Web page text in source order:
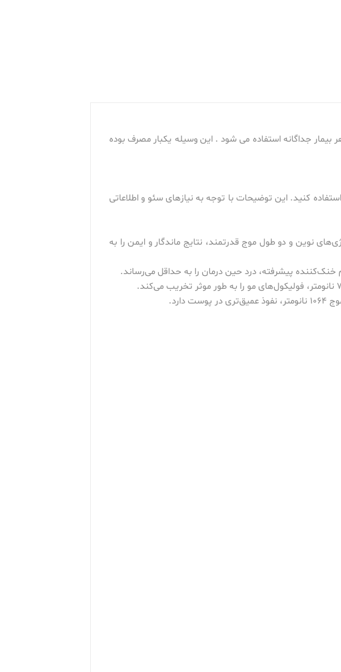
بیمار جداگانه استفاده می شود . این وسیله یکبار مصرف بوده
کنید. این توضیحات با توجه به نیازهای سئو و اطلاعاتی
نوین و دو طول موج قدرتمند، نتایج ماندگار و ایمن را به
پیشرفته، درد حین درمان را به حداقل می‌رساند.